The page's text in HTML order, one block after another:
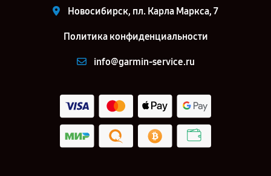
Новосибирск, пл. Карла Маркса, 7
Политика конфиденциальности
info@garmin-service.ru